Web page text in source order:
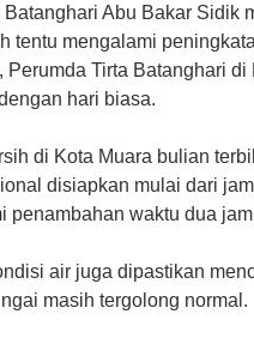
Abu Bakar Sidik
tentu mengalami
Tirta Batanghari
hari biasa.
di Kota Muara bulian
disiapkan mulai dari
penambahan waktu dua
air juga dipastikan
masih tergolong normal.